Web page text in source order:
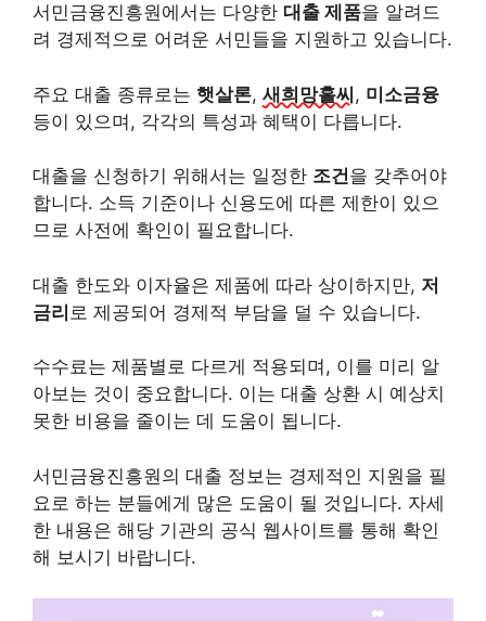
서민금융진흥원에서는 다양한 대출 제품을 알려드
려 경제적으로 어려운 서민들을 지원하고 있습니다.
주요 대출 종류로는 햇살론, 새희망홀씨, 미소금융
등이 있으며, 각각의 특성과 혜택이 다릅니다.
대출을 신청하기 위해서는 일정한 조건을 갖추어야
합니다. 소득 기준이나 신용도에 따른 제한이 있으
므로 사전에 확인이 필요합니다.
대출 한도와 이자율은 제품에 따라 상이하지만, 저
금리 로 제공되어 경제적 부담을 덜 수 있습니다.
수수료는 제품별로 다르게 적용되며, 이를 미리 알
아보는 것이 중요합니다. 이는 대출 상환 시 예상치
못한 비용을 줄이는 데 도움이 됩니다.
서민금융진흥원의 대출 정보는 경제적인 지원을 필
요로 하는 분들에게 많은 도움이 될 것입니다. 자세
한 내용은 해당 기관의 공식 웹사이트를 통해 확인
해 보시기 바랍니다.